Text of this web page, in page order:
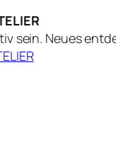
sein. Neues